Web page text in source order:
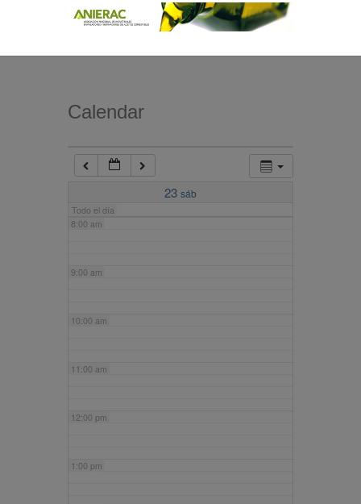
Calendar
23 sáb
Todo el día
7:00 am
8:00 am
9:00 am
10:00 am
11:00 am
12:00 pm
1:00 pm